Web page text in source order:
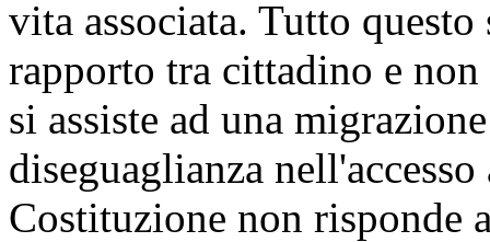
vita associata. Tutto
rapporto tra cittadino e
si assiste ad una
diseguaglianza
Costituzione non risponde